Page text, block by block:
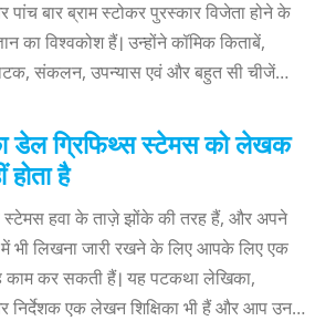
की जरूरत नहीं थी; मुझे बस वैसी ही रहना था
बार ब्राम स्टोकर पुरस्कार विजेता होने के
का विश्वकोश हैं। उन्होंने कॉमिक किताबें,
संकलन, उपन्यास एवं और बहुत सी चीजें
परियोजनाएं चल रही हैं। जोनाथन की
आधारित वी-वार्स इस साल नेटफ्लिक्स पर आने
ने हाल ही में रॉट एंड रुइन के टीवी और
जो जोनाथन की यंग एडल्ट ज़ोंबी फिक्शन
के लेखक सम्मलेन में हमें जोनाथन का
मिला। उन्होंने विशेष रूप से लेखकों ...
डेल ग्रिफिथ्स स्टेमस को लेखक
होता है
स्टेमस हवा के ताज़े झोंके की तरह हैं, और अपने
में भी लिखना जारी रखने के लिए आपके लिए एक
काम कर सकती हैं। यह पटकथा लेखिका,
निर्देशक एक लेखन शिक्षिका भी हैं और आप उनकी